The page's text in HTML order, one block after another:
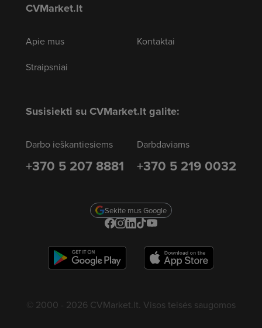
CVMarket.lt
Apie mus
Straipsniai
Kontaktai
Susisiekti su CVMarket.lt galite:
Darbo ieškantiesiems
+370 5 207 8881
Darbdaviams
+370 5 219 0032
Sekite mus Google
© 2000 - 2026 CVMarket.lt. Visos teisės saugomos